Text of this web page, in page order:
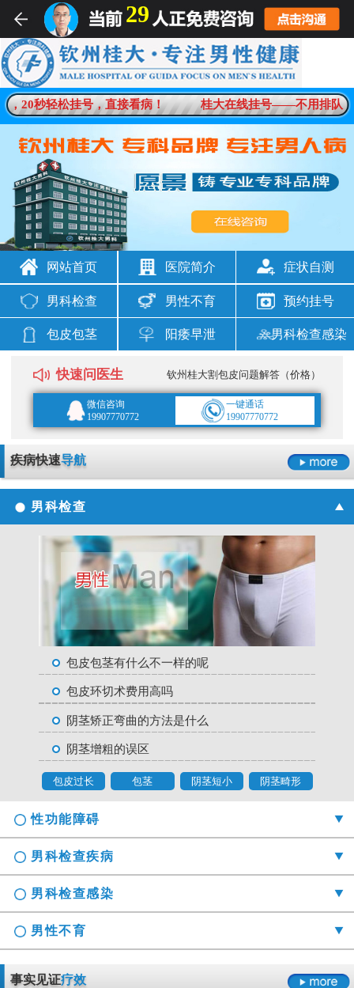
20秒轻松挂号，直接看病！ 桂大在线挂号——不用排队，
网站首页 医院简介 症状自测
男科检查 男性不育 预约挂号
包皮包茎 阳痿早泄 男科检查感染
快速问医生 钦州桂大割包皮问题解答（价格）
微信咨询
19907770772
一键通话
19907770772
疾病快速导航
男科检查
包皮包茎有什么不一样的呢
包皮环切术费用高吗
阴茎矫正弯曲的方法是什么
阴茎增粗的误区
包皮过长 包茎 阴茎短小 阴茎畸形
性功能障碍
勃起时间短硬度不够怎么办
男科检查疾病
男科检查感染
男性不育
事实见证疗效
29